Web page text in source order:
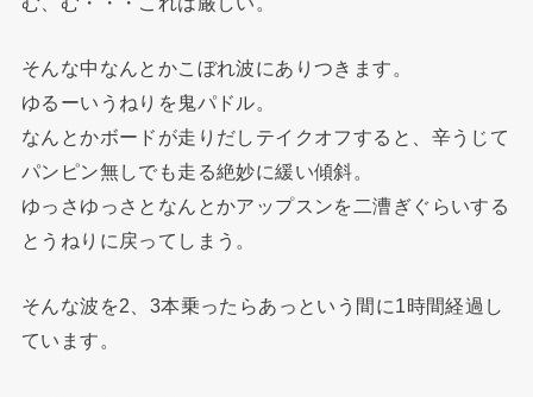
そんな中なんとかこぼれ波にありつきます。
ゆるーいうねりを鬼パドル。
なんとかボードが走りだしテイクオフすると、辛うじて
パンピン無しでも走る絶妙に緩い傾斜。
ゆっさゆっさとなんとかアップスンを二漕ぎぐらいする
とうねりに戻ってしまう。
そんな波を2、3本乗ったらあっという間に1時間経過し
ています。